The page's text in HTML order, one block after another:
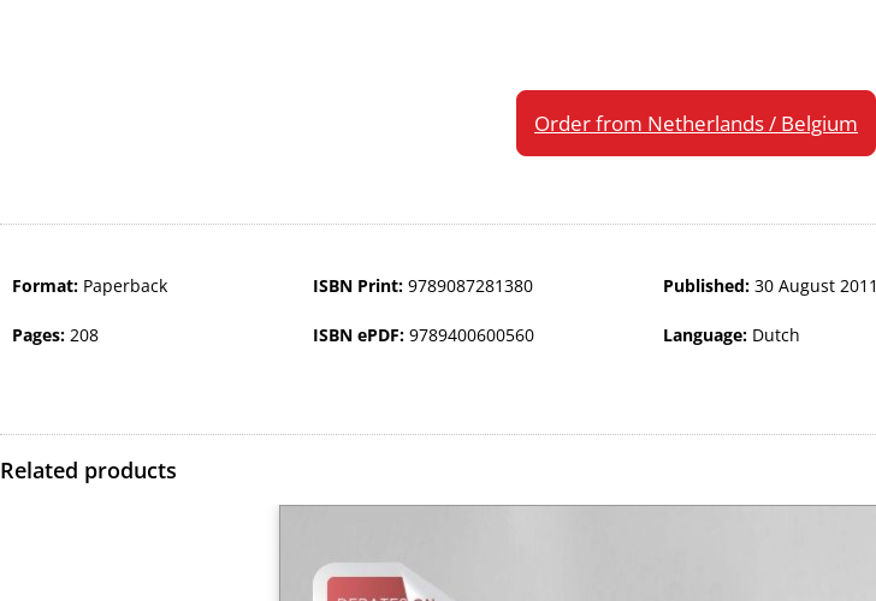
Order from Netherlands / Belgium
Format: Paperback
Pages: 208
ISBN Print: 9789087281380
ISBN ePDF: 9789400600560
Published: 30 August 2011
Language: Dutch
Related products